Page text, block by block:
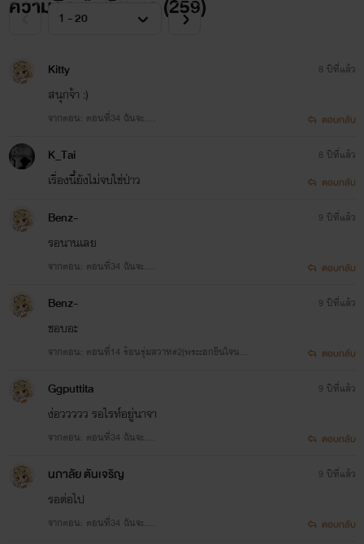
เซ็กซี่ ก็ดันคิดผิดซะด้วยสิ!!
5.พี่สาวสอนรัก
จู่ๆวีนัสก็มีน้องชาย เพราะเขาคือลูกติดของพ่อเลี้ยง เด็กบ้านแตกสองคนมาเจอกัน แล้วบางอย่างก็ก่อ
ตัวขึ้นอย่างห้ามไม่ได้
6.แหวนซ่อนสวาท
พบว่าเขาคนนั้นมีตัวตนจริงๆ
7.พ่ายรักซาตานเถื่อน
ลินินพยายามทำทุกอย่างให้พี่ชายบุญธรรมรักหล่อน แต่ยิ่งทำเขายังผลักไส แล้ววันนึง ศิขรินก็ต้อง
ลิซ่า เทเจอร์ หลงรักพ่อหนุ่มบ้านไกล้ แต่จงใจทำให้เขารู้ก็ดูเหมือนยังเล่นตัว ดังนั้นเสน่ห์หญิงจึงถูกดึง
มาใช้เพื่อให้โยฮัน เกนเทล หลุดไปไหนไม่ได้
9.เรื่องสั้นขยันเสียว
รวมเรื่องสั้นหลากหลายแนว
ความคิดเห็นทั้งหมด (259)
Kitty
สนุกจ้า :)
จากตอน: ตอนที่34 ฉันจะ….
8 ปีที่แล้ว
ตอบกลับ
K_Tai
เรื่องนี้ยังไม่จบใช่ป่าว
8 ปีที่แล้ว
ตอบกลับ
Benz-
รอนานเลย
จากตอน: ตอนที่34 ฉันจะ….
9 ปีที่แล้ว
ตอบกลับ
Benz-
ชอบอะ
จากตอน: ตอนที่14 ร้อนรุ่มสวาท#2(พระะอกขืนใจนาง
9 ปีที่แล้ว
ตอบกลับ
Ggputtita
ง่อววววว รอไรท์อยู่นาจา
จากตอน: ตอนที่34 ฉันจะ….
9 ปีที่แล้ว
ตอบกลับ
นภาลัย ตันเจริญ
รอต่อไป
จากตอน: ตอนที่34 ฉันจะ….
9 ปีที่แล้ว
ตอบกลับ